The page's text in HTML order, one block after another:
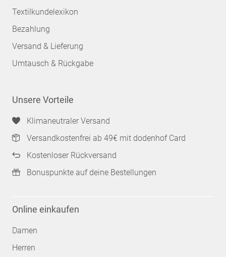
Textilkundelexikon
Bezahlung
Versand & Lieferung
Umtausch & Rückgabe
Unsere Vorteile
Klimaneutraler Versand
Versandkostenfrei ab 49€ mit dodenhof Card
Kostenloser Rückversand
Bonuspunkte auf deine Bestellungen
Online einkaufen
Damen
Herren